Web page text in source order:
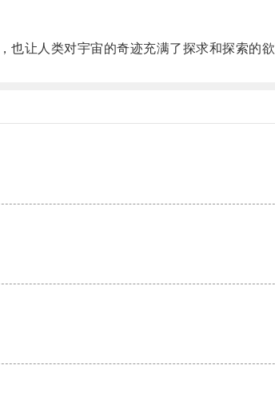
让人类对宇宙的奇迹充满了探求和探索的欲